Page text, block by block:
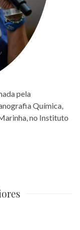
pela
Química,
no Instituto